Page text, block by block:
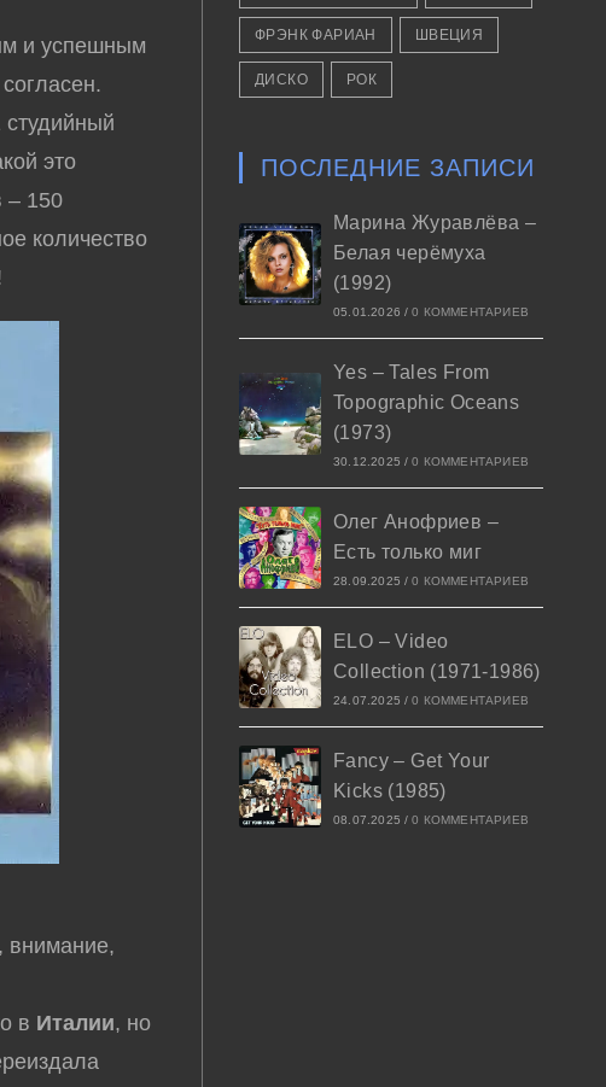
и успешным
это
– 150
количество
внимание,
в Италии, но
ФРЭНК ФАРИАН ШВЕЦИЯ
ДИСКО РОК
ПОСЛЕДНИЕ ЗАПИСИ
Марина Журавлёва –
Белая черёмуха
(1992)
05.01.2026 / 0 КОММЕНТАРИЕВ
Yes – Tales From
Topographic Oceans
(1973)
30.12.2025 / 0 КОММЕНТАРИЕВ
Олег Анофриев –
Есть только миг
28.09.2025 / 0 КОММЕНТАРИЕВ
ELO – Video
Collection (1971-1986)
24.07.2025 / 0 КОММЕНТАРИЕВ
Fancy – Get Your
Kicks (1985)
08.07.2025 / 0 КОММЕНТАРИЕВ